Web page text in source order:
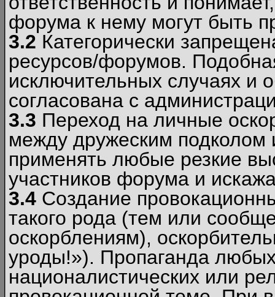
форума к нему могут быть
3.2 Категорически
ресурсов/форумов.
исключительных случаях и
согласована с
3.3 Переход на личные
между дружеским
применять любые резкие
участников форума и
3.4 Создание
такого рода (тем или
оскорблениям),
уроды!»). Пропаганда
националистических или